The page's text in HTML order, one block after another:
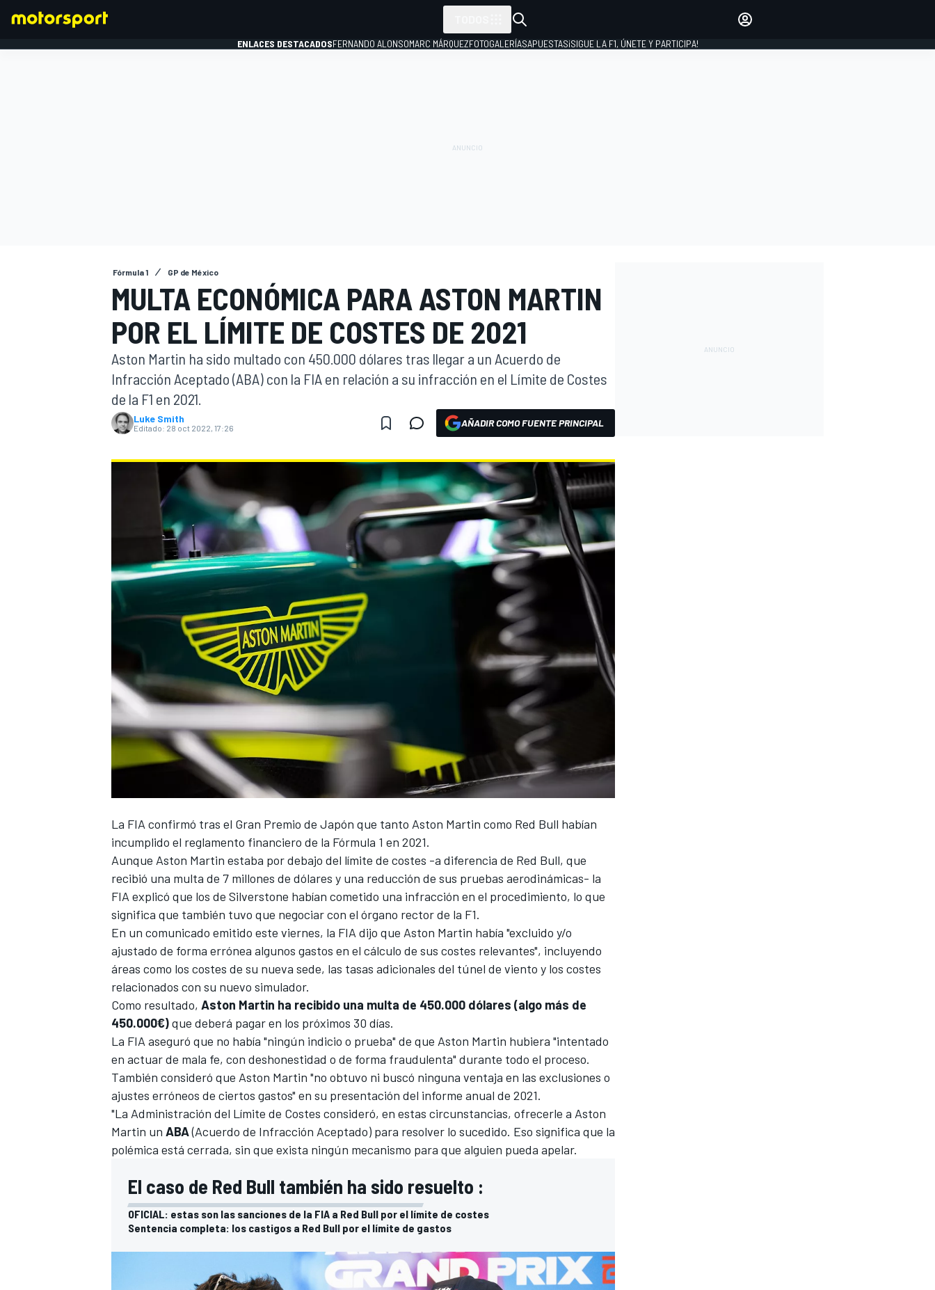
FÓRMULA E
ENLACES DESTACADOSFERNANDO ALONSOMARC MÁRQUEZFOTOGALERÍASAPUESTAS¡SIGUE LA F1, ÚNETE Y PARTICIPA!
Fórmula 1 GP de México
MULTA ECONÓMICA PARA ASTON MARTIN
POR EL LÍMITE DE COSTES DE 2021
Aston Martin ha sido multado con 450.000 dólares tras llegar a un Acuerdo de
Infracción Aceptado (ABA) con la FIA en relación a su infracción en el Límite de Costes
de la F1 en 2021.
Luke Smith
Editado: 28 oct 2022, 17:26 AÑADIR COMO FUENTE PRINCIPAL
La FIA confirmó tras el Gran Premio de Japón que tanto Aston Martin como Red Bull habían
incumplido el reglamento financiero de la Fórmula 1 en 2021.
Aunque Aston Martin estaba por debajo del límite de costes -a diferencia de Red Bull, que
recibió una multa de 7 millones de dólares y una reducción de sus pruebas aerodinámicas- la
FIA explicó que los de Silverstone habían cometido una infracción en el procedimiento, lo que
significa que también tuvo que negociar con el órgano rector de la F1.
En un comunicado emitido este viernes, la FIA dijo que Aston Martin había "excluido y/o
ajustado de forma errónea algunos gastos en el cálculo de sus costes relevantes", incluyendo
áreas como los costes de su nueva sede, las tasas adicionales del túnel de viento y los costes
relacionados con su nuevo simulador.
Como resultado, Aston Martin ha recibido una multa de 450.000 dólares (algo más de
450.000€)que deberá pagar en los próximos 30 días.
La FIA aseguró que no había "ningún indicio o prueba" de que Aston Martin hubiera "intentado
en actuar de mala fe, con deshonestidad o de forma fraudulenta" durante todo el proceso.
También consideró que Aston Martin "no obtuvo ni buscó ninguna ventaja en las exclusiones o
ajustes erróneos de ciertos gastos" en su presentación del informe anual de 2021.
"La Administración del Límite de Costes consideró, en estas circunstancias, ofrecerle a Aston
Martin un ABA(Acuerdo de Infracción Aceptado) para resolver lo sucedido. Eso significa que la
polémica está cerrada, sin que exista ningún mecanismo para que alguien pueda apelar.
El caso de Red Bull también ha sido resuelto :
OFICIAL: estas son las sanciones de la FIA a Red Bull por el límite de costes
Sentencia completa: los castigos a Red Bull por el límite de gastos